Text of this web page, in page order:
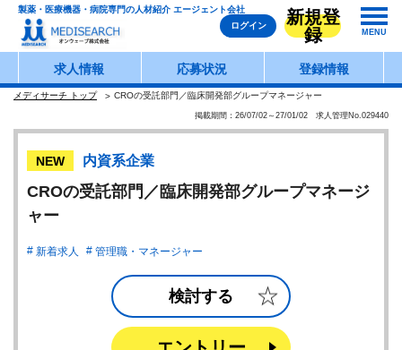
製薬・医療機器・病院専門の人材紹介 エージェント会社
ログイン
新規登
録
MENU
求人情報 応募状況 登録情報
メディサーチ トップ CROの受託部門／臨床開発部グループマネージャー
掲載期間：26/07/02～27/01/02 求人管理No.029440
NEW 内資系企業
CROの受託部門／臨床開発部グループマネージ
ャー
新着求人 管理職・マネージャー
検討する